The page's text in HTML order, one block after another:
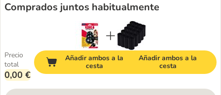
Comprados juntos habitualmente
Precio
total
0,00 €
Añadir ambos a la
cesta
Añadir ambos a la
cesta